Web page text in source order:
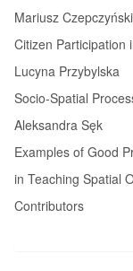
Mariusz
Citizen Participation
Lucyna Przybylska
Socio-Spatial
Aleksandra Sęk
Examples of Good
in Teaching Spatial
Contributors